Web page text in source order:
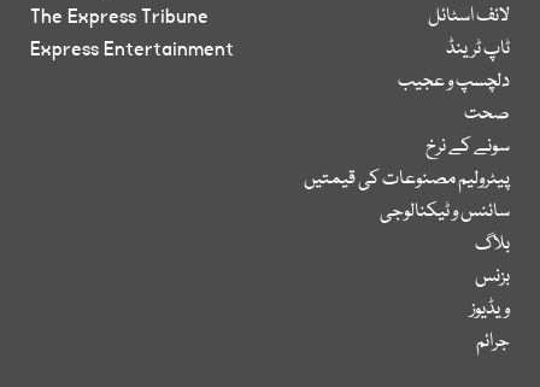
لائف اسٹائل
ٹاپ ٹرینڈ
دلچسپ و عجیب
صحت
سونے کے نرخ
پیٹرولیم مصنوعات کی قیمتیں
سائنس و ٹیکنالوجی
بلاگ
بزنس
ویڈیوز
جرائم
The Express Tribune
Express Entertainment